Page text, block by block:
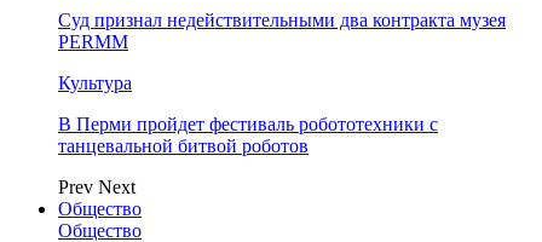
Суд признал недействительными два контракта музея
PERMM
Культура
В Перми пройдет фестиваль робототехники с
танцевальной битвой роботов
Prev Next
Общество
Общество